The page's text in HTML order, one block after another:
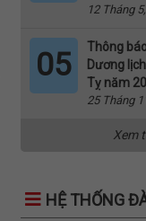
12 Tháng
05
Thông
Dương
Tỵ năm
25 Tháng
Xem
HỆ THỐNG